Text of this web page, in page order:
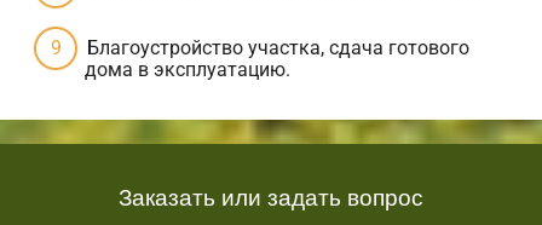
Благоустройство участка, сдача готового
дома в эксплуатацию.
Заказать или задать вопрос